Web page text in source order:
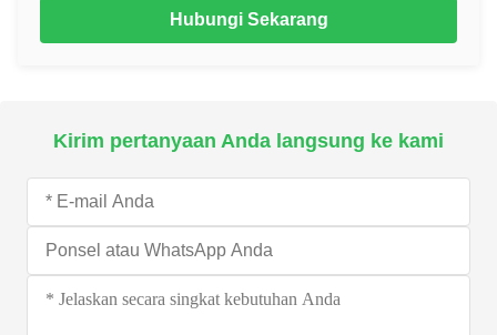
Hubungi Sekarang
Kirim pertanyaan Anda langsung ke kami